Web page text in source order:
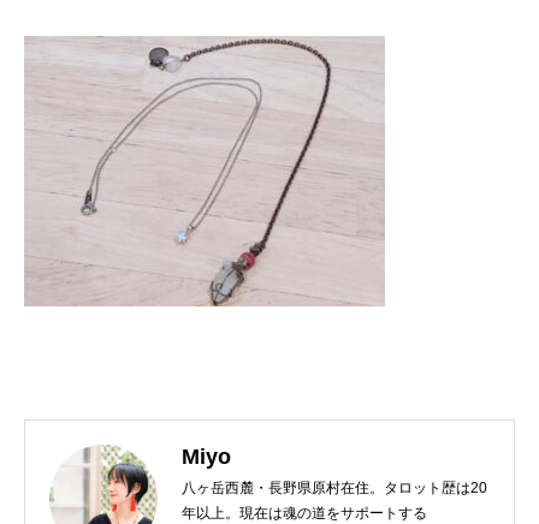
Miyo
八ヶ岳西麓・長野県原村在住。タロット歴は20
年以上。現在は魂の道をサポートする